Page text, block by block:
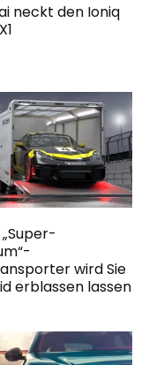
neckt den Ioniq
wird Sie
erblassen lassen